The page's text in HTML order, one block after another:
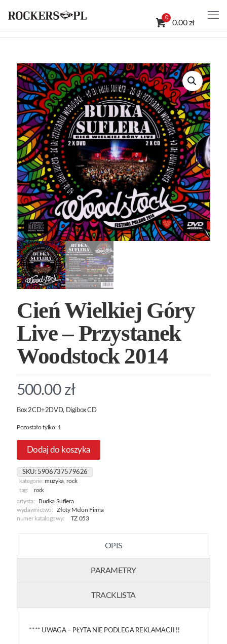
0
0.00 zł
Cień Wielkiej Góry
Live – Przystanek
Woodstock 2014
500.00 zł
Box 2CD+2DVD, Digibox CD
Pozostało tylko: 1
Dodaj do koszyka
SKU: 5906737579626
kategorie:muzyka,rock
tag:
rock
artysta:
Budka Suflera
wydawnictwo:
Złoty Melon Firma
numer katalogowy:
TZ 053
OPIS
PARAMETRY
TRACKLISTA
**** UWAGA – PŁYTA NIE PODLEGA REKLAMACJI !!